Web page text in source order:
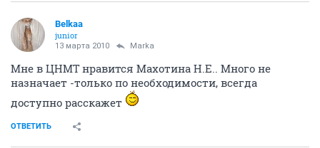
Belkaa
junior
13 марта 2010 Marka
Мне в ЦНМТ нравится Махотина Н.Е.. Много не
назначает -только по необходимости, всегда
доступно расскажет
ОТВЕТИТЬ